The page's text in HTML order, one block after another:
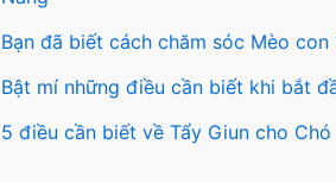
Bạn đã biết cách chăm sóc Mèo con
Bật mí những điều cần biết khi bắt
5 điều cần biết về Tẩy Giun cho Chó